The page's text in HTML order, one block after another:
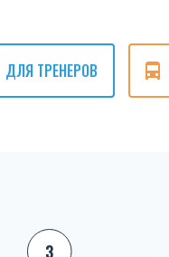
ДЛЯ ТРЕНЕРОВ